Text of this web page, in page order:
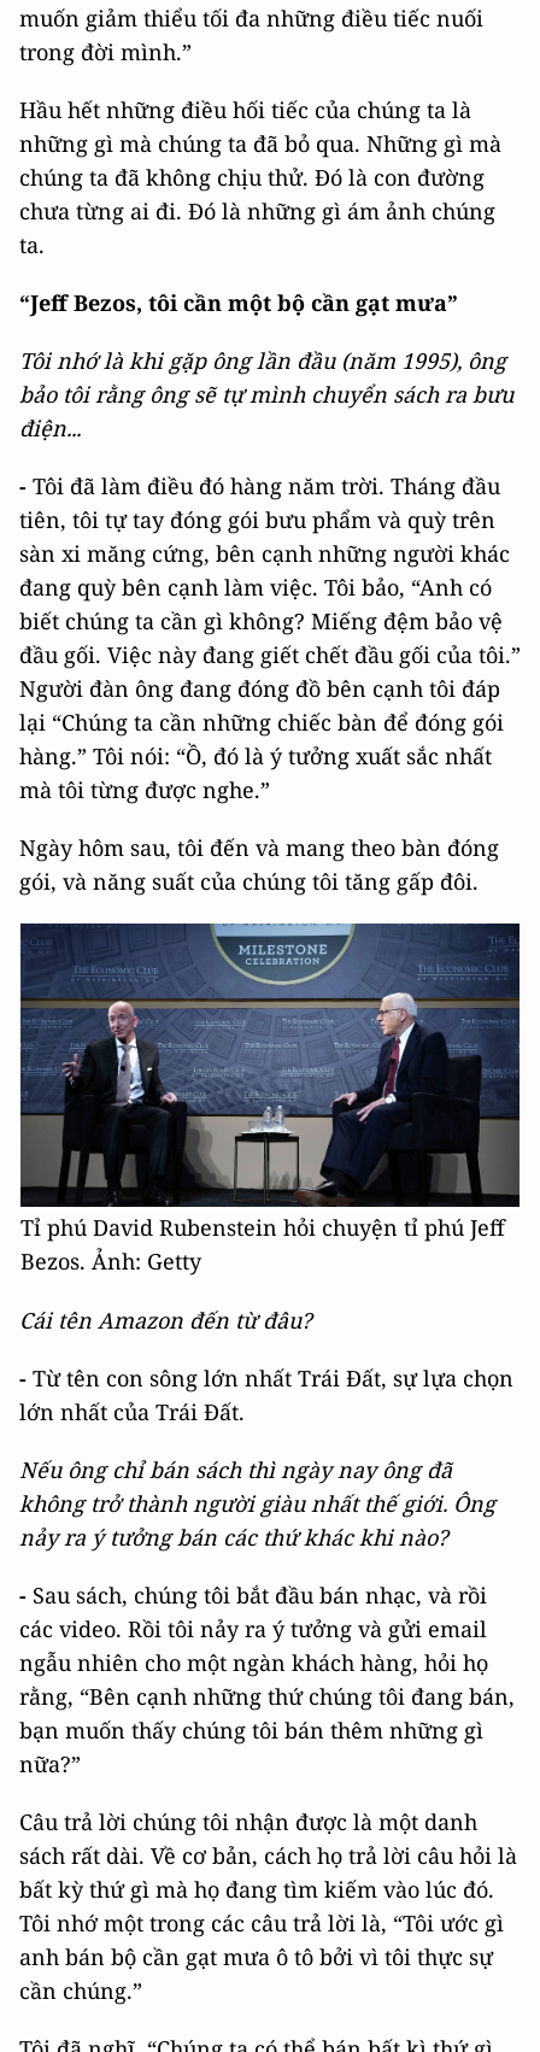
muốn giảm thiểu tối đa những điều tiếc nuối
trong đời mình.”
Hầu hết những điều hối tiếc của chúng ta là
những gì mà chúng ta đã bỏ qua. Những gì mà
chúng ta đã không chịu thử. Đó là con đường
chưa từng ai đi. Đó là những gì ám ảnh chúng
ta.
“Jeff Bezos, tôi cần một bộ cần gạt mưa”
Tôi nhớ là khi gặp ông lần đầu (năm 1995), ông
bảo tôi rằng ông sẽ tự mình chuyển sách ra bưu
điện...
- Tôi đã làm điều đó hàng năm trời. Tháng đầu
tiên, tôi tự tay đóng gói bưu phẩm và quỳ trên
sàn xi măng cứng, bên cạnh những người khác
đang quỳ bên cạnh làm việc. Tôi bảo, “Anh có
biết chúng ta cần gì không? Miếng đệm bảo vệ
đầu gối. Việc này đang giết chết đầu gối của tôi.”
Người đàn ông đang đóng đồ bên cạnh tôi đáp
lại “Chúng ta cần những chiếc bàn để đóng gói
hàng.” Tôi nói: “Ồ, đó là ý tưởng xuất sắc nhất
mà tôi từng được nghe.”
Ngày hôm sau, tôi đến và mang theo bàn đóng
gói, và năng suất của chúng tôi tăng gấp đôi.
Tỉ phú David Rubenstein hỏi chuyện tỉ phú Jeff
Bezos. Ảnh: Getty
Cái tên Amazon đến từ đâu?
- Từ tên con sông lớn nhất Trái Đất, sự lựa chọn
lớn nhất của Trái Đất.
Nếu ông chỉ bán sách thì ngày nay ông đã
không trở thành người giàu nhất thế giới. Ông
nảy ra ý tưởng bán các thứ khác khi nào?
- Sau sách, chúng tôi bắt đầu bán nhạc, và rồi
các video. Rồi tôi nảy ra ý tưởng và gửi email
ngẫu nhiên cho một ngàn khách hàng, hỏi họ
rằng, “Bên cạnh những thứ chúng tôi đang bán,
bạn muốn thấy chúng tôi bán thêm những gì
nữa?”
Câu trả lời chúng tôi nhận được là một danh
sách rất dài. Về cơ bản, cách họ trả lời câu hỏi là
bất kỳ thứ gì mà họ đang tìm kiếm vào lúc đó.
Tôi nhớ một trong các câu trả lời là, “Tôi ước gì
anh bán bộ cần gạt mưa ô tô bởi vì tôi thực sự
cần chúng.”